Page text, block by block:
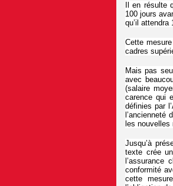
Il en résulte
100 jours
qu’il
Cette
cadres
Mais pas
avec
(salaire
carence qui
définies par
l’ancienneté
les
Jusqu’à
texte crée
l’assurance
conformité
cette